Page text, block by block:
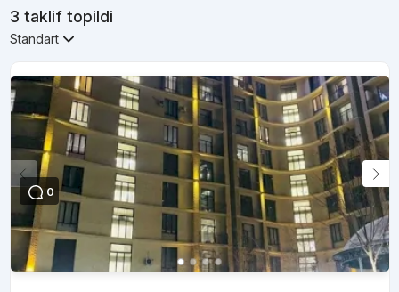
3 taklif topildi
Standart
0